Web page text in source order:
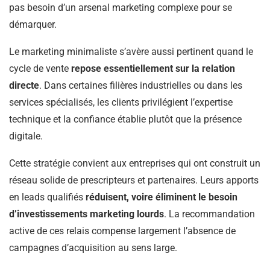
pas besoin d’un arsenal marketing complexe pour se
démarquer.
Le marketing minimaliste s’avère aussi pertinent quand le
cycle de vente repose essentiellement sur la relation
directe. Dans certaines filières industrielles ou dans les
services spécialisés, les clients privilégient l’expertise
technique et la confiance établie plutôt que la présence
digitale.
Cette stratégie convient aux entreprises qui ont construit un
réseau solide de prescripteurs et partenaires. Leurs apports
en leads qualifiés réduisent, voire éliminent le besoin
d’investissements marketing lourds. La recommandation
active de ces relais compense largement l’absence de
campagnes d’acquisition au sens large.